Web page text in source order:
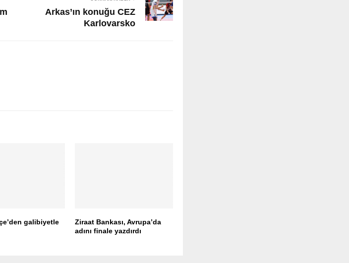
Arkas’ın konuğu CEZ
Karlovarsko
galibiyetle
Ziraat Bankası, Avrupa’da
adını finale yazdırdı